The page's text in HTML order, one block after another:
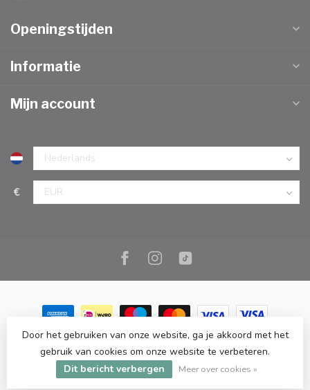
Openingstijden
Informatie
Mijn account
€
© Copyright 2026 Marc Cook & Home | Webshop | Fysieke
kookwinkel in Elst |- Powered byLightspeed-Lightspeed design
byDyvelopment
Door het gebruiken van onze website, ga je akkoord met het
gebruik van cookies om onze website te verbeteren.
Dit bericht verbergen
Meer over cookies »